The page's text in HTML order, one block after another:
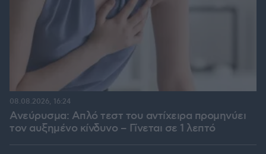
Ανεύρυσμα: Απλό τεστ του αντίχειρα προμηνύει
τον αυξημένο κίνδυνο – Γίνεται σε 1 λεπτό
08.08.2026, 16:24